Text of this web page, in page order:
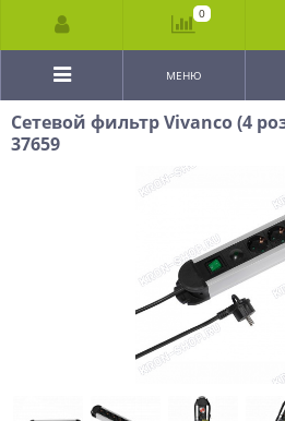
МЕНЮ
Сетевой фильтр Vivanco (4
37659
0